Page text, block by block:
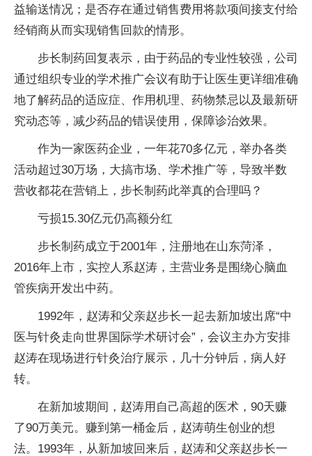
益输送情况；是否存在通过销售费用将款项间接支付给
经销商从而实现销售回款的情形。
步长制药回复表示，由于药品的专业性较强，公司
通过组织专业的学术推广会议有助于让医生更详细准确
地了解药品的适应症、作用机理、药物禁忌以及最新研
究动态等，减少药品的错误使用，保障诊治效果。
作为一家医药企业，一年花70多亿元，举办各类
活动超过30万场，大搞市场、学术推广等，导致半数
营收都花在营销上，步长制药此举真的合理吗？
亏损15.30亿元仍高额分红
步长制药成立于2001年，注册地在山东菏泽，
2016年上市，实控人系赵涛，主营业务是围绕心脑血
管疾病开发出中药。
1992年，赵涛和父亲赵步长一起去新加坡出席“中
医与针灸走向世界国际学术研讨会”，会议主办方安排
赵涛在现场进行针灸治疗展示，几十分钟后，病人好
转。
在新加坡期间，赵涛用自己高超的医术，90天赚
了90万美元。赚到第一桶金后，赵涛萌生创业的想
法。1993年，从新加坡回来后，赵涛和父亲赵步长一